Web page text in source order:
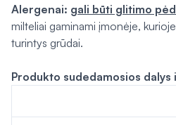
Alergenai: gali būti glitimo
milteliai gaminami įmonėje,
turintys grūdai.
Produkto sudedamosios